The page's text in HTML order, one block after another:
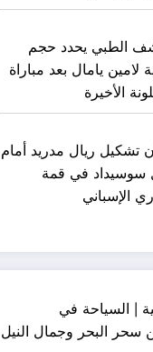
الطبي يحدد حجم
لامين يامال بعد مباراة
الأخيرة
تشكيل ريال مدريد أمام
سوسيداد في قمة
الإسباني
| السياحة في
سحر البحر وجمال النيل